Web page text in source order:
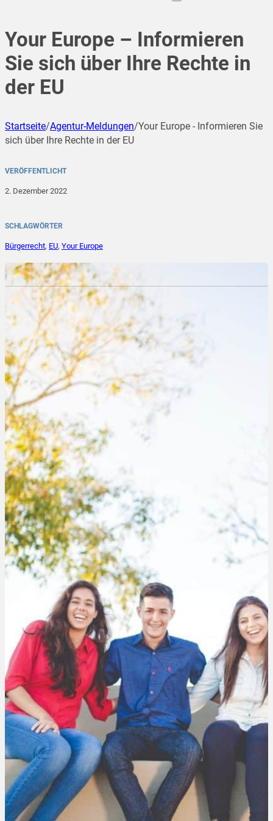
Your Europe – Informieren
Sie sich über Ihre Rechte in
der EU
Startseite/Agentur-Meldungen/Your Europe - Informieren Sie
sich über Ihre Rechte in der EU
VERÖFFENTLICHT
2. Dezember 2022
SCHLAGWÖRTER
Bürgerrecht, EU, Your Europe